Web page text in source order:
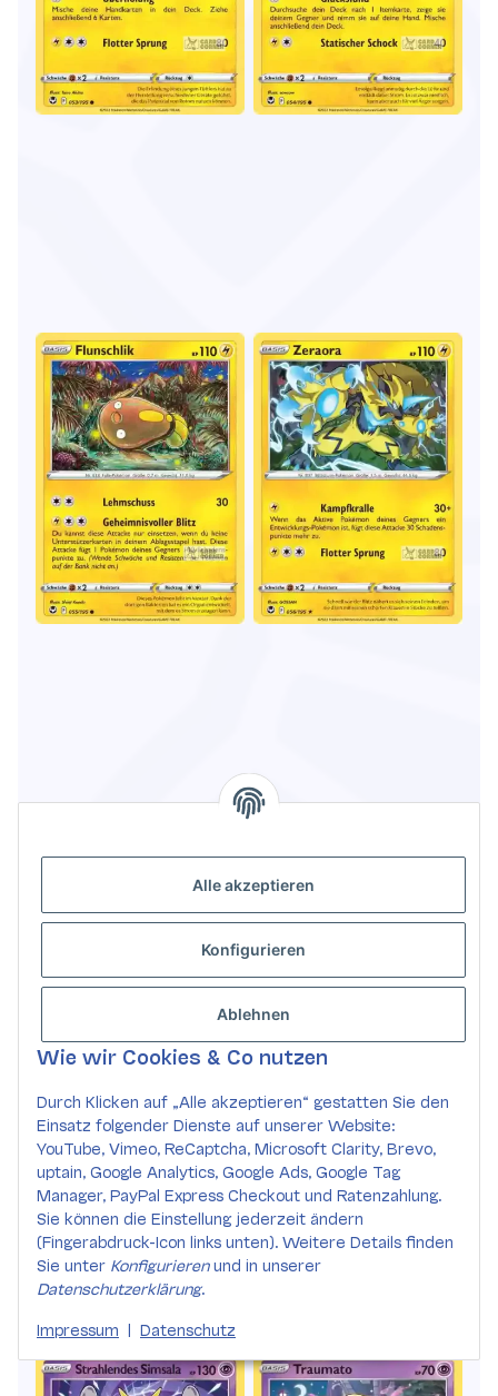
Alle akzeptieren
Konfigurieren
Ablehnen
Wie wir Cookies & Co nutzen
Durch Klicken auf „Alle akzeptieren“ gestatten Sie den
Einsatz folgender Dienste auf unserer Website:
YouTube, Vimeo, ReCaptcha, Microsoft Clarity, Brevo,
uptain, Google Analytics, Google Ads, Google Tag
Manager, PayPal Express Checkout und Ratenzahlung.
Sie können die Einstellung jederzeit ändern
(Fingerabdruck-Icon links unten). Weitere Details finden
Sie unter Konfigurierenund in unserer
Datenschutzerklärung.
Impressum | Datenschutz